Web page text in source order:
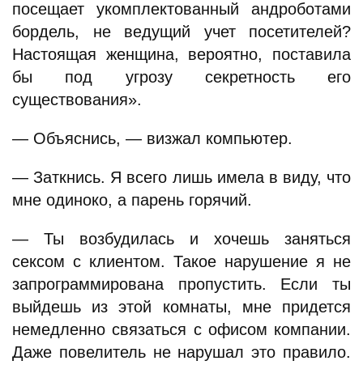
посещает укомплектованный андроботами
бордель, не ведущий учет посетителей?
Настоящая женщина, вероятно, поставила
бы под угрозу секретность его
существования».
— Объяснись, — визжал компьютер.
— Заткнись. Я всего лишь имела в виду, что
мне одиноко, а парень горячий.
— Ты возбудилась и хочешь заняться
сексом с клиентом. Такое нарушение я не
запрограммирована пропустить. Если ты
выйдешь из этой комнаты, мне придется
немедленно связаться с офисом компании.
Даже повелитель не нарушал это правило.